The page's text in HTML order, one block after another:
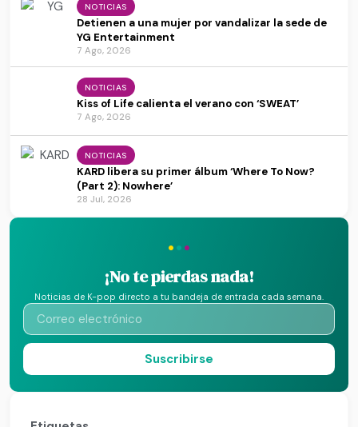
NOTICIAS
Detienen a una mujer por vandalizar la sede de
YG Entertainment
7 Ago, 2026
NOTICIAS
Kiss of Life calienta el verano con ‘SWEAT’
7 Ago, 2026
NOTICIAS
KARD libera su primer álbum ‘Where To Now?
(Part 2): Nowhere’
28 Jul, 2026
···
¡No te pierdas nada!
Noticias de K-pop directo a tu bandeja de entrada cada semana.
Suscribirse